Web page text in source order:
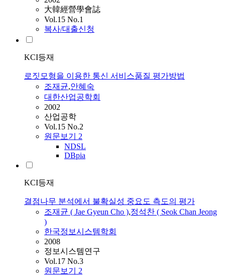
大韓經營學會誌
Vol.15 No.1
복사/대출신청
KCI등재
로짓모형을 이용한 통신 서비스품질 평가방법
조재균,안혜숙
대한산업공학회
2002
산업공학
Vol.15 No.2
원문보기 2
NDSL
DBpia
KCI등재
결점나무 분석에서 불확실성 중요도 측도의 평가
조재균 ( Jae Gyeun Cho ),정석찬 ( Seok Chan Jeong
)
한국정보시스템학회
2008
정보시스템연구
Vol.17 No.3
원문보기 2